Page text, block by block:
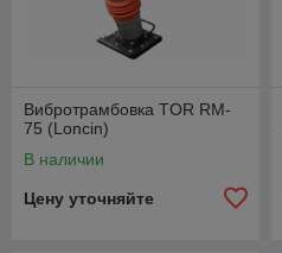
Вибротрамбовка TOR RM-
75 (Loncin)
В наличии
Цену уточняйте